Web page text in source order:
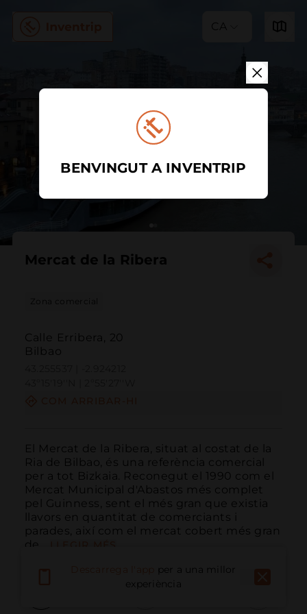
CA
Mercat de la Ribera
Zona comercial
Calle Erribera, 20
Bilbao
El Mercat de la Ribera, situat al costat de la
Ria de Bilbao, és una referència comercial
per a tot Bizkaia. Reconegut el 1990 com el
Mercat Municipal d'Abastos més complet
pel Guinness, sent el més gran que existia
llavors en quantitat de comerciants i
parades, així com el mercat cobert més gran
de...
per a una millor
experiència
BENVINGUT A INVENTRIP